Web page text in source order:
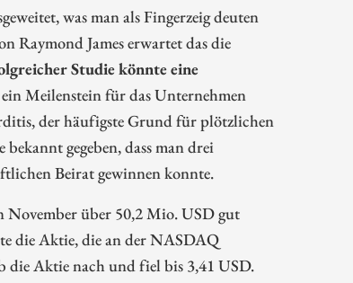
was man als Fingerzeig deuten
Raymond James erwartet das die
Studie könnte eine
ein Meilenstein für das Unternehmen
der häufigste Grund für plötzlichen
gegeben, dass man drei
Beirat gewinnen konnte.
November über 50,2 Mio. USD gut
die Aktie, die an der NASDAQ
die Aktie nach und fiel bis 3,41 USD.